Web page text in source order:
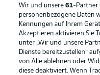
verletzte Sebastian
Bundesliga-
Hinter dem VfL
Team dieser
eingesetzten Spieler
Wir und unsere61-Partner
personenbezogene Daten
Kennungen auf Ihrem
Akzeptieren aktivieren Sie
unter „Wir und unsere
Dienste bereitzustellen“
von Alle ablehnen oder
diese deaktiviert. Wenn